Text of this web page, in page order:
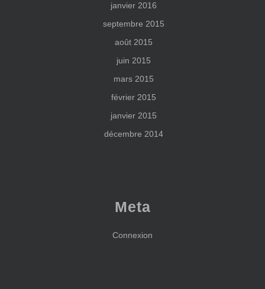
janvier 2016
septembre 2015
août 2015
juin 2015
mars 2015
février 2015
janvier 2015
décembre 2014
Meta
Connexion